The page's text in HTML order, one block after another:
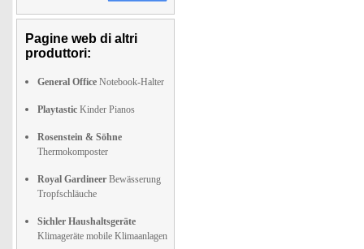
Pagine web di altri
produttori:
General Office Notebook-Halter
Playtastic Kinder Pianos
Rosenstein & Söhne
Thermokomposter
Royal Gardineer Bewässerung
Tropfschläuche
Sichler Haushaltsgeräte
Klimageräte mobile Klimaanlagen